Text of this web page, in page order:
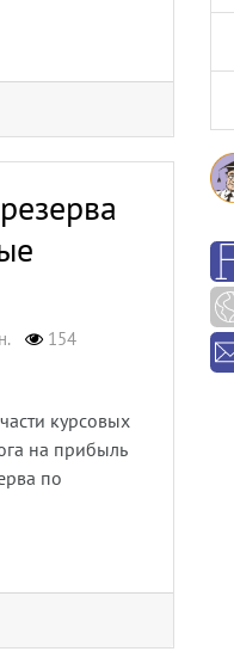
154
курсовых
на прибыль
по